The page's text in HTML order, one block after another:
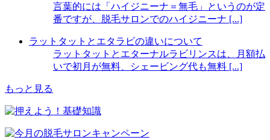
言葉的には「ハイジニーナ＝無毛」というのが定
番ですが、脱毛サロンでのハイジニーナ [...]
ラットタットとエタラビの違いについて
ラットタットとエターナルラビリンスは、月額払
いで初月が無料、シェービング代も無料 [...]
もっと見る